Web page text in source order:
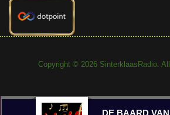
Copyright © 2026 SinterklaasRadio.
DE BAARD